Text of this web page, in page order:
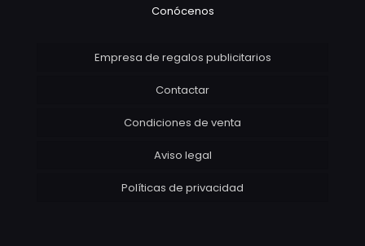
Conócenos
Empresa de regalos publicitarios
Contactar
Condiciones de venta
Aviso legal
Políticas de privacidad